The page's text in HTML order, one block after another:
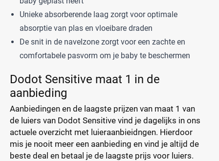
Unieke absorberende laag zorgt voor optimale
absorptie van plas en vloeibare draden
De snit in de navelzone zorgt voor een zachte en
comfortabele pasvorm om je baby te beschermen
Dodot Sensitive maat 1 in de
aanbieding
Aanbiedingen en de laagste prijzen van maat 1 van
de luiers van Dodot Sensitive vind je dagelijks in ons
actuele overzicht met luieraanbieidngen. Hierdoor
mis je nooit meer een aanbieding en vind je altijd de
beste deal en betaal je de laagste prijs voor luiers.